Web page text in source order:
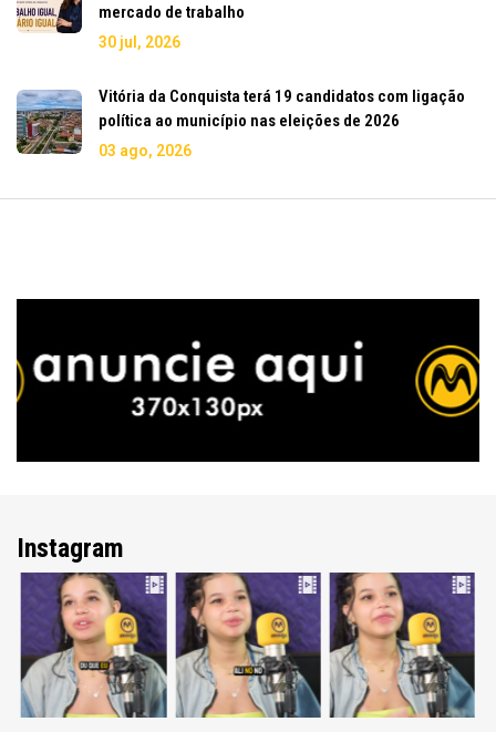
mercado de trabalho
30 jul, 2026
Vitória da Conquista terá 19 candidatos com ligação
política ao município nas eleições de 2026
03 ago, 2026
Instagram